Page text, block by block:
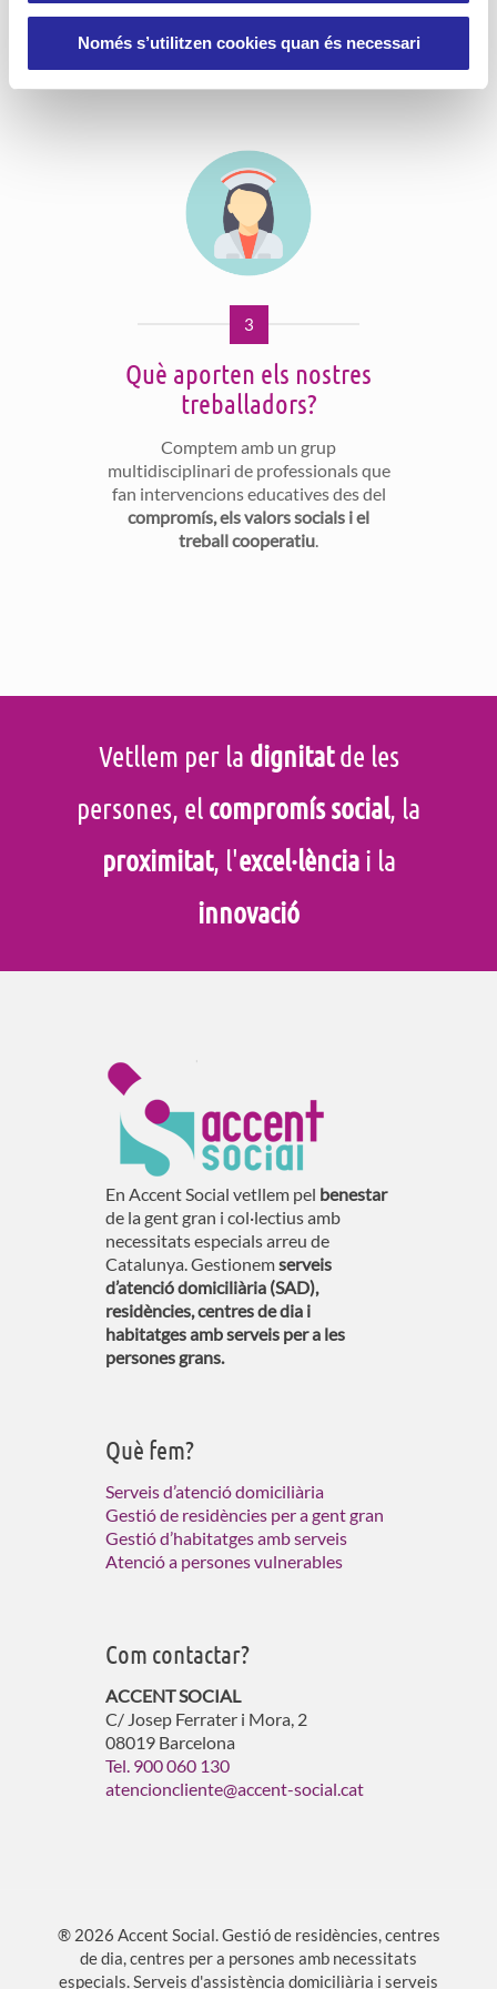
Només s’utilitzen cookies quan és necessari
3
Què aporten els nostres
treballadors?
Comptem amb un grup
multidisciplinari de professionals que
fan intervencions educatives des del
compromís, els valors socials i el
treball cooperatiu.
Vetllem per la dignitatde les
persones, el compromís social, la
proximitat, l'excel·lènciai la
innovació
En Accent Social vetllem pel benestar
de la gent gran i col·lectius amb
necessitats especials arreu de
Catalunya. Gestionemserveis
d’atenció domiciliària (SAD),
residències, centres de dia i
habitatges amb serveis per a les
persones grans.
Què fem?
Serveis d’atenció domiciliària
Gestió de residències per a gent gran
Gestió d’habitatges amb serveis
Atenció a persones vulnerables
Com contactar?
ACCENT SOCIAL
C/ Josep Ferrater i Mora, 2
08019 Barcelona
Tel. 900 060 130
atencioncliente@accent-social.cat
® 2026 Accent Social. Gestió de residències, centres
de dia, centres per a persones amb necessitats
especials. Serveis d'assistència domiciliària i serveis